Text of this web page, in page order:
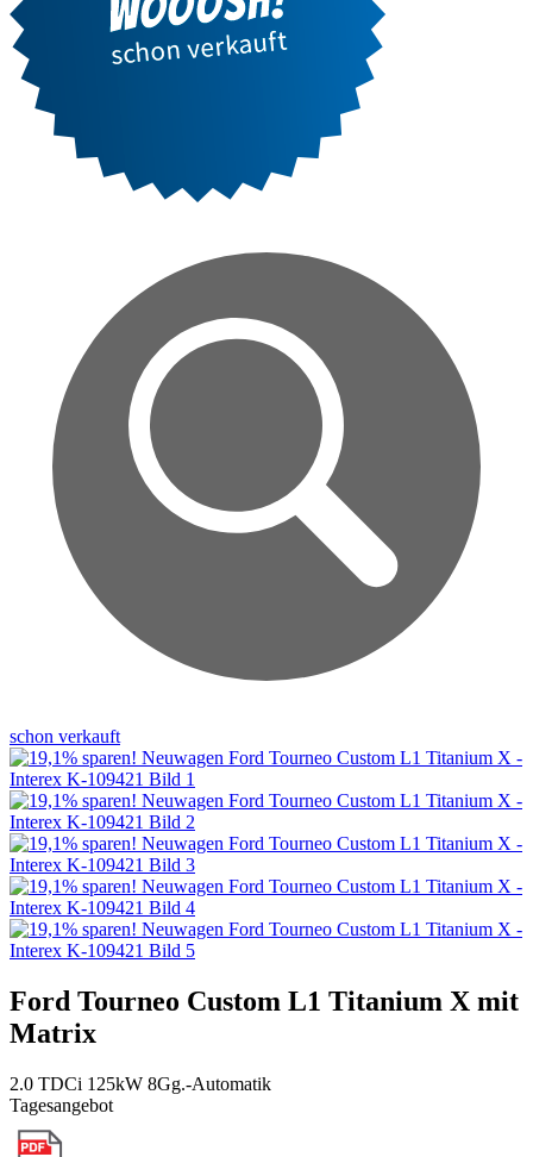
schon verkauft
Ford Tourneo Custom L1 Titanium X mit
Matrix
2.0 TDCi 125kW 8Gg.-Automatik
Tagesangebot